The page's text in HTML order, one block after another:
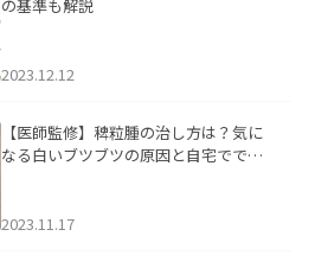
の基準も解説
2023.12.12
【医師監修】稗粒腫の治し方は？気に
なる白いブツブツの原因と自宅ででき
2023.11.17